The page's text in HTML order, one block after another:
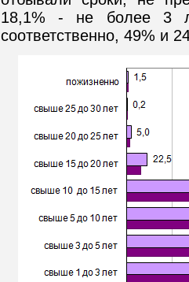
18,1% - не более 3
соответственно, 49% и